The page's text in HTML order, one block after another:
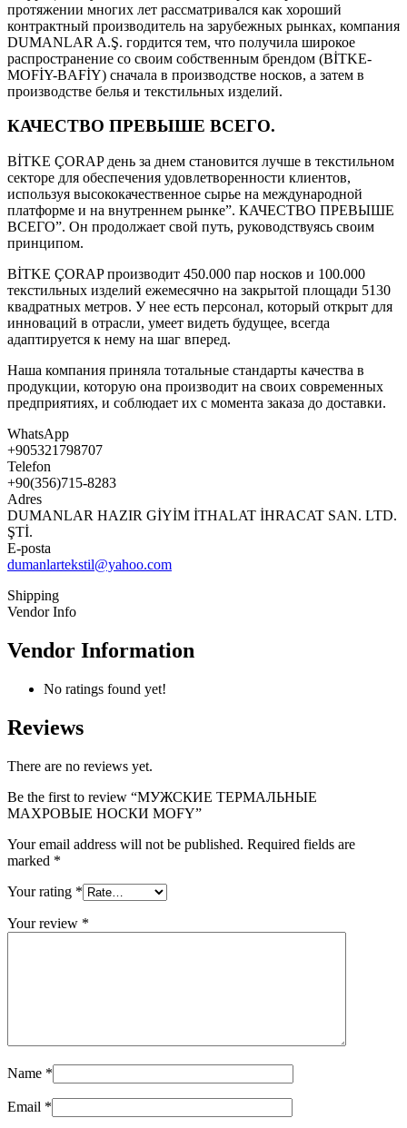
протяжении многих лет рассматривался как хороший
контрактный производитель на зарубежных рынках, компания
DUMANLAR A.Ş. гордится тем, что получила широкое
распространение со своим собственным брендом (BİTKE-
MOFİY-BAFİY) сначала в производстве носков, а затем в
производстве белья и текстильных изделий.
КАЧЕСТВО ПРЕВЫШЕ ВСЕГО.
BİTKE ÇORAP день за днем становится лучше в текстильном
секторе для обеспечения удовлетворенности клиентов,
используя высококачественное сырье на международной
платформе и на внутреннем рынке”. КАЧЕСТВО ПРЕВЫШЕ
ВСЕГО”. Он продолжает свой путь, руководствуясь своим
принципом.
BİTKE ÇORAP производит 450.000 пар носков и 100.000
текстильных изделий ежемесячно на закрытой площади 5130
квадратных метров. У нее есть персонал, который открыт для
инноваций в отрасли, умеет видеть будущее, всегда
адаптируется к нему на шаг вперед.
Наша компания приняла тотальные стандарты качества в
продукции, которую она производит на своих современных
предприятиях, и соблюдает их с момента заказа до доставки.
WhatsApp
+905321798707
Telefon
+90(356)715-8283
Adres
DUMANLAR HAZIR GİYİM İTHALAT İHRACAT SAN. LTD.
ŞTİ.
E-posta
dumanlartekstil@yahoo.com
Shipping
Vendor Info
Vendor Information
No ratings found yet!
Reviews
There are no reviews yet.
Be the first to review “МУЖСКИЕ ТЕРМАЛЬНЫЕ
МАХРОВЫЕ НОСКИ MOFY”
Your email address will not be published. Required fields are
marked *
Your rating *
Your review *
Name *
Email *